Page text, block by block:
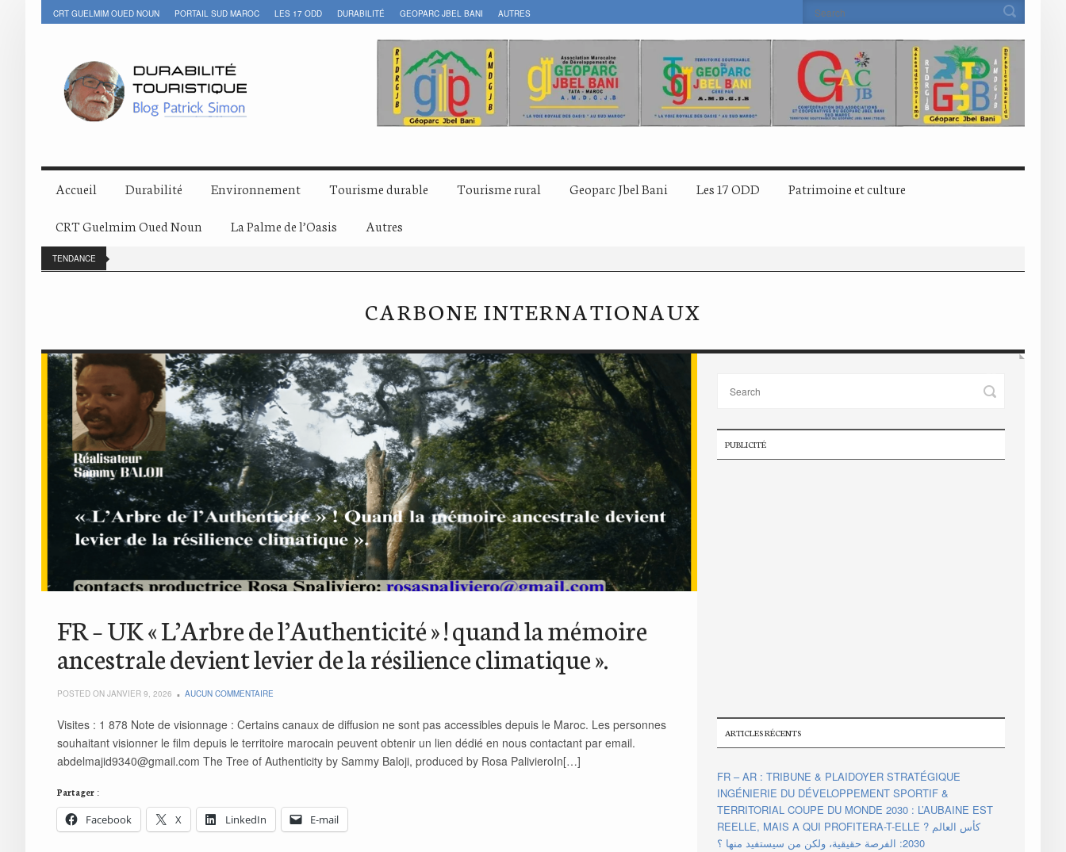
CRT GUELMIM OUED NOUN PORTAIL SUD MAROC LES 17 ODD DURABILITÉ GEOPARC JBEL BANI AUTRES
Accueil Durabilité Environnement Tourisme durable Tourisme rural Geoparc Jbel Bani Les 17 ODD Patrimoine et culture
CRT Guelmim Oued Noun La Palme de l’Oasis Autres
TENDANCE
CARBONE INTERNATIONAUX
FR – UK « L’Arbre de l’Authenticité » ! quand la mémoire
ancestrale devient levier de la résilience climatique ».
POSTED ON JANVIER 9, 2026 AUCUN COMMENTAIRE
Visites : 1 878 Note de visionnage : Certains canaux de diffusion ne sont pas accessibles depuis le Maroc. Les personnes
souhaitant visionner le film depuis le territoire marocain peuvent obtenir un lien dédié en nous contactant par email.
abdelmajid9340@gmail.com The Tree of Authenticity by Sammy Baloji, produced by Rosa PalivieroIn[…]
Partager :
Facebook X LinkedIn E-mail
PUBLICITÉ
ARTICLES RÉCENTS
FR – AR : TRIBUNE & PLAIDOYER STRATÉGIQUE
INGÉNIERIE DU DÉVELOPPEMENT SPORTIF &
TERRITORIAL COUPE DU MONDE 2030 : L’AUBAINE EST
REELLE, MAIS A QUI PROFITERA-T-ELLE ? كأس العالم
2030: الفرصة حقيقية، ولكن من سيستفيد منها ؟